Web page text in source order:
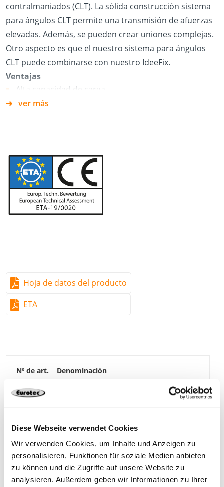
Diese Webseite verwendet Cookies
Wir verwenden Cookies, um Inhalte und Anzeigen zu
personalisieren, Funktionen für soziale Medien anbieten
zu können und die Zugriffe auf unsere Website zu
analysieren. Außerdem geben wir Informationen zu Ihrer
contralmaniados (CLT). La sólida construcción sistema
para ángulos CLT permite una transmisión de afuerzas
elevadas. Además, se pueden crear uniones complejas.
Otro aspecto es que el nuestro sistema para ángulos
CLT puede combinarse con nuestro IdeeFix.
Ventajas
Alta capacidad de carga
Distintas opciones de uso
ver más
Hoja de datos del producto
ETA
4 mm 1 Pieza 4064827015063